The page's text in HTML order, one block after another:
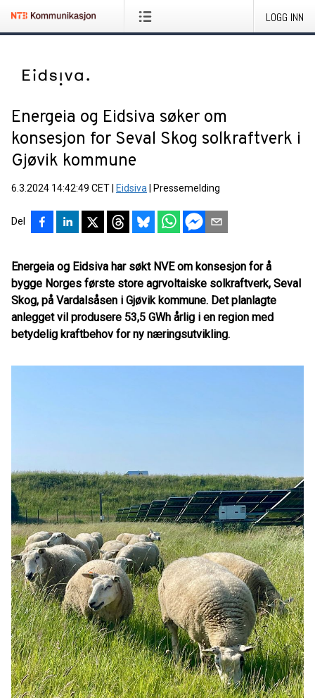
LOGG INN
Energeia og Eidsiva søker om
konsesjon for Seval Skog solkraftverk i
Gjøvik kommune
6.3.2024 14:42:49 CET Eidsiva Pressemelding
Del
Energeia og Eidsiva har søkt NVE om konsesjon for å
bygge Norges første store agrvoltaiske solkraftverk, Seval
Skog, på Vardalsåsen i Gjøvik kommune. Det planlagte
anlegget vil produsere 53,5 GWh årlig i en region med
betydelig kraftbehov for ny næringsutvikling.